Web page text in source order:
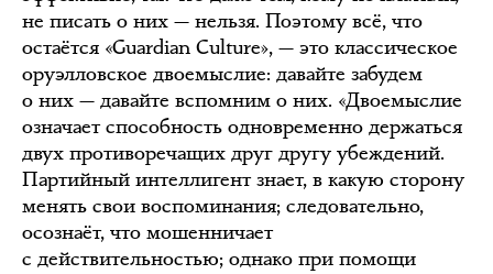
не писать о них — нельзя. Поэтому всё, что
остаётся «Guardian Culture», — это классическое
оруэлловское двоемыслие: давайте забудем
о них — давайте вспомним о них. «Двоемыслие
означает способность одновременно держаться
двух противоречащих друг другу убеждений.
Партийный интеллигент знает, в какую сторону
менять свои воспоминания; следовательно,
осознаёт, что мошенничает
с действительностью; однако при помощи